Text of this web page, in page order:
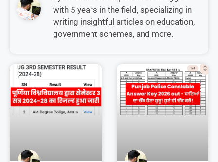
with 5 years in the field, specializing in
writing insightful articles on education,
government schemes, and more.